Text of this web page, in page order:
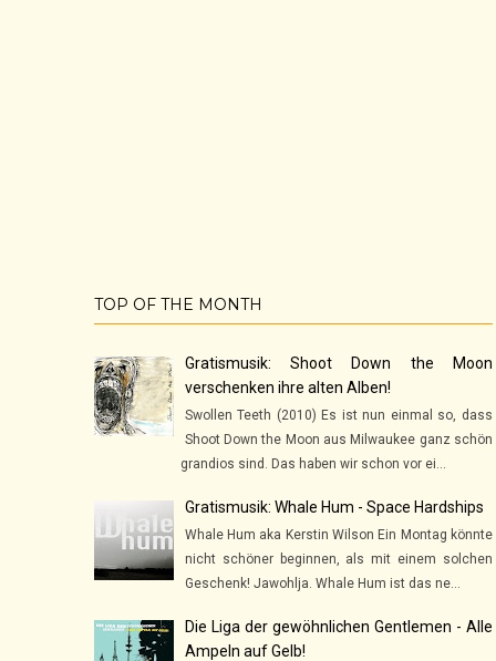
TOP OF THE MONTH
Gratismusik: Shoot Down the Moon
verschenken ihre alten Alben!
Swollen Teeth (2010) Es ist nun einmal so, dass
Shoot Down the Moon aus Milwaukee ganz schön
grandios sind. Das haben wir schon vor ei...
Gratismusik: Whale Hum - Space Hardships
Whale Hum aka Kerstin Wilson Ein Montag könnte
nicht schöner beginnen, als mit einem solchen
Geschenk! Jawohlja. Whale Hum ist das ne...
Die Liga der gewöhnlichen Gentlemen - Alle
Ampeln auf Gelb!